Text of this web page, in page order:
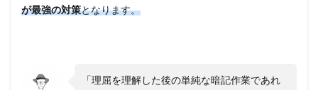
が最強の対策となります。
「理屈を理解した後の単純な暗記作業であれ